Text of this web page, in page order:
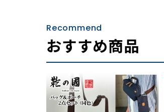
Recommend
おすすめ商品